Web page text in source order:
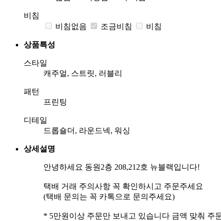
비침
비침없음
조금비침 비침
상품특성
스타일
캐주얼, 스트릿, 러블리
패턴
프린팅
디테일
드롭숄더, 라운드넥, 워싱
상세설명
안녕하세요 동원2층 208,212호 뉴블랙입니다!
택배 거래 주의사항 꼭 확인하시고 주문주세요
(택배 문의는 꼭 카톡으로 문의주세요)
* 5만원이상 주문만 보내고 있습니다 금액 맞춰 주